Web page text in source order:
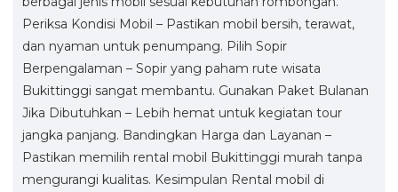
Periksa Kondisi Mobil – Pastikan mobil bersih, terawat,
dan nyaman untuk penumpang. Pilih Sopir
Berpengalaman – Sopir yang paham rute wisata
Bukittinggi sangat membantu. Gunakan Paket Bulanan
Jika Dibutuhkan – Lebih hemat untuk kegiatan tour
jangka panjang. Bandingkan Harga dan Layanan –
Pastikan memilih rental mobil Bukittinggi murah tanpa
mengurangi kualitas. Kesimpulan Rental mobil di